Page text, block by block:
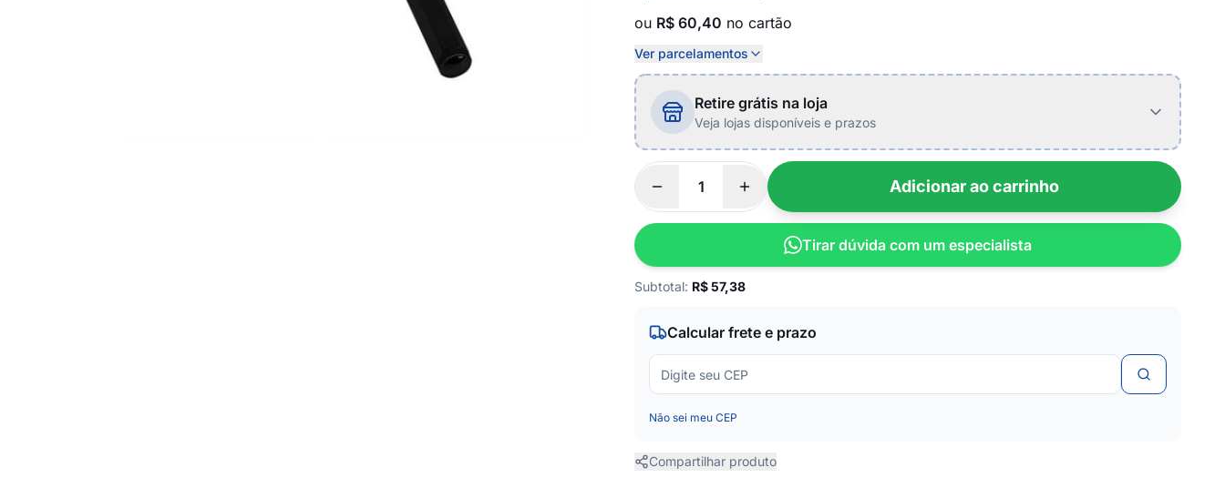
ou R$ 60,40 no cartão
Ver parcelamentos
Retire grátis na loja
Veja lojas disponíveis e prazos
Adicionar ao carrinho
Tirar dúvida com um especialista
Subtotal: R$57,38
Calcular frete e prazo
Não sei meu CEP
Compartilhar produto